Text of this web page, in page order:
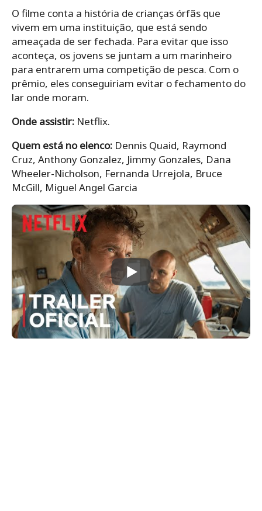
O filme conta a história de crianças órfãs que
vivem em uma instituição, que está sendo
ameaçada de ser fechada. Para evitar que isso
aconteça, os jovens se juntam a um marinheiro
para entrarem uma competição de pesca. Com o
prêmio, eles conseguiriam evitar o fechamento do
lar onde moram.
Onde assistir: Netflix.
Quem está no elenco: Dennis Quaid, Raymond
Cruz, Anthony Gonzalez, Jimmy Gonzales, Dana
Wheeler-Nicholson, Fernanda Urrejola, Bruce
McGill, Miguel Angel Garcia